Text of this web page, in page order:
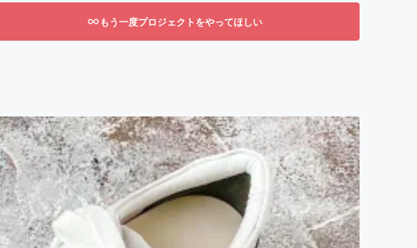
もう一度プロジェクトをやってほしい